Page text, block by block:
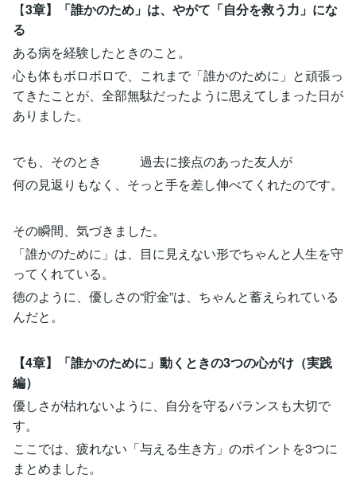
【3章】「誰かのため」は、やがて「自分を救う力」にな
る
ある病を経験したときのこと。
心も体もボロボロで、これまで「誰かのために」と頑張っ
てきたことが、全部無駄だったように思えてしまった日が
ありました。
でも、そのとき 過去に接点のあった友人が
何の見返りもなく、そっと手を差し伸べてくれたのです。
その瞬間、気づきました。
「誰かのために」は、目に見えない形でちゃんと人生を守
ってくれている。
徳のように、優しさの“貯金”は、ちゃんと蓄えられている
んだと。
【4章】「誰かのために」動くときの3つの心がけ（実践
編）
優しさが枯れないように、自分を守るバランスも大切で
す。
ここでは、疲れない「与える生き方」のポイントを3つに
まとめました。